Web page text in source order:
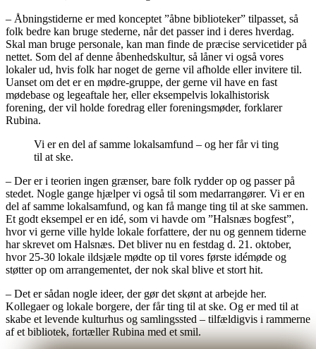
– Åbningstiderne er med konceptet ”åbne biblioteker” tilpasset, så
folk bedre kan bruge stederne, når det passer ind i deres hverdag.
Skal man bruge personale, kan man finde de præcise servicetider på
nettet. Som del af denne åbenhedskultur, så låner vi også vores
lokaler ud, hvis folk har noget de gerne vil afholde eller invitere til.
Uanset om det er en mødre-gruppe, der gerne vil have en fast
mødebase og legeaftale her, eller eksempelvis lokalhistorisk
forening, der vil holde foredrag eller foreningsmøder, forklarer
Rubina.
Vi er en del af samme lokalsamfund – og her får vi ting
til at ske.
– Der er i teorien ingen grænser, bare folk rydder op og passer på
stedet. Nogle gange hjælper vi også til som medarrangører. Vi er en
del af samme lokalsamfund, og kan få mange ting til at ske sammen.
Et godt eksempel er en idé, som vi havde om ”Halsnæs bogfest”,
hvor vi gerne ville hylde lokale forfattere, der nu og gennem tiderne
har skrevet om Halsnæs. Det bliver nu en festdag d. 21. oktober,
hvor 25-30 lokale ildsjæle mødte op til vores første idémøde og
støtter op om arrangementet, der nok skal blive et stort hit.
– Det er sådan nogle ideer, der gør det skønt at arbejde her.
Kollegaer og lokale borgere, der får ting til at ske. Og er med til at
skabe et levende kulturhus og samlingssted – tilfældigvis i rammerne
af et bibliotek, fortæller Rubina med et smil.